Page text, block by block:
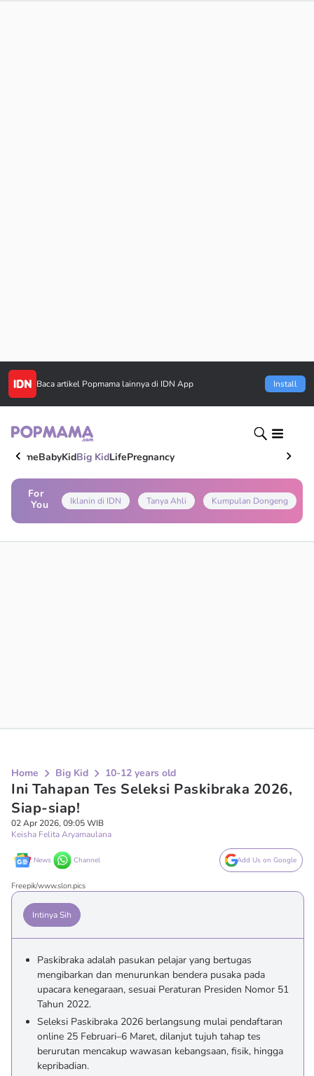
Baca artikel Popmama lainnya di IDN App Install
HomeBabyKidBig KidLifePregnancy
For
You
Iklanin di IDN Tanya Ahli Kumpulan Dongeng
Home Big Kid 10-12 years old
Ini Tahapan Tes Seleksi Paskibraka 2026,
Siap-siap!
02 Apr 2026, 09:05 WIB
Keisha Felita Aryamaulana
News Channel Add Us on Google
Freepik/www.slon.pics
Intinya Sih
Paskibraka adalah pasukan pelajar yang bertugas
mengibarkan dan menurunkan bendera pusaka pada
upacara kenegaraan, sesuai Peraturan Presiden Nomor 51
Tahun 2022.
Seleksi Paskibraka 2026 berlangsung mulai pendaftaran
online 25 Februari–6 Maret, dilanjut tujuh tahap tes
berurutan mencakup wawasan kebangsaan, fisik, hingga
kepribadian.